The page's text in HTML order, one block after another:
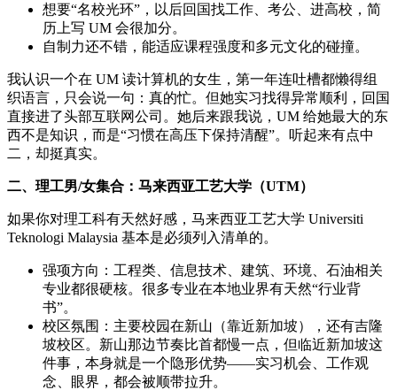
想要“名校光环”，以后回国找工作、考公、进高校，简
历上写 UM 会很加分。
自制力还不错，能适应课程强度和多元文化的碰撞。
我认识一个在 UM 读计算机的女生，第一年连吐槽都懒得组
织语言，只会说一句：真的忙。但她实习找得异常顺利，回国
直接进了头部互联网公司。她后来跟我说，UM 给她最大的东
西不是知识，而是“习惯在高压下保持清醒”。听起来有点中
二，却挺真实。
二、理工男/女集合：马来西亚工艺大学（UTM）
如果你对理工科有天然好感，马来西亚工艺大学 Universiti
Teknologi Malaysia 基本是必须列入清单的。
强项方向：工程类、信息技术、建筑、环境、石油相关
专业都很硬核。很多专业在本地业界有天然“行业背
书”。
校区氛围：主要校园在新山（靠近新加坡），还有吉隆
坡校区。新山那边节奏比首都慢一点，但临近新加坡这
件事，本身就是一个隐形优势——实习机会、工作观
念、眼界，都会被顺带拉升。